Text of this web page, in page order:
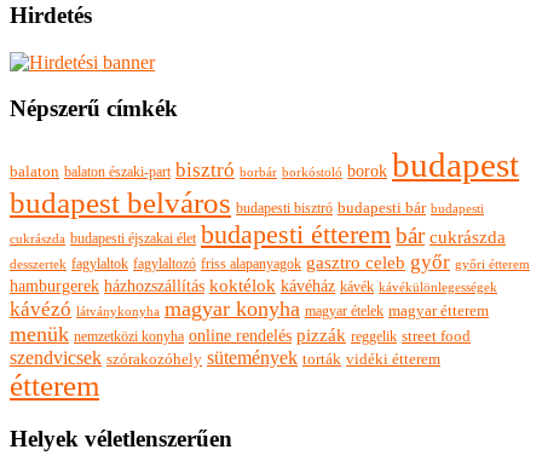
Hirdetés
Népszerű címkék
balaton balaton északi-part bisztró borbár borkóstoló borok budapest
budapest belváros budapesti bisztró budapesti bár budapesti
cukrászda budapesti éjszakai élet budapesti étterembár cukrászda
desszertek fagylaltok fagylaltozó friss alapanyagok gasztro celeb győr győri étterem
hamburgerek házhozszállítás koktélok kávéház kávék kávékülönlegességek
kávézó látványkonyha magyar konyha magyar ételek magyar étterem
menük nemzetközi konyha online rendelés pizzák reggelik street food
szendvicsek szórakozóhely sütemények torták vidéki étterem
étterem
Helyek véletlenszerűen